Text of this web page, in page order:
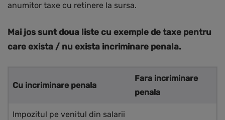
anumitor taxe cu retinere la sursa.
Mai jos sunt doua liste cu exemple de taxe pentru
care exista / nu exista incriminare penala.
Cu incriminare penala
Fara incriminare
penala
Impozitul pe venitul din salarii